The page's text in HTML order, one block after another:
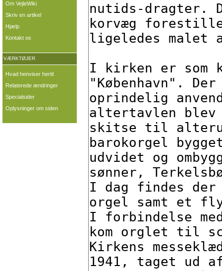
Om VejleWiki
Skriv en artikel
Hjælp
Kontakt os
VÆRKTØJER
Hvad henviser hertil
Relaterede ændringer
Specialsider
Oplysninger om siden